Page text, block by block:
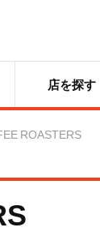
店を探す
ROASTERS